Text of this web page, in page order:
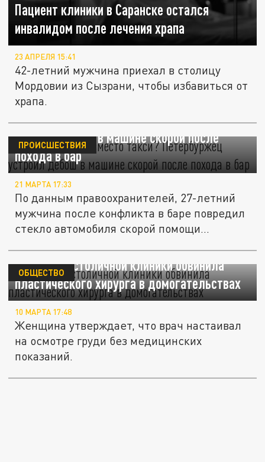
Пациент клиники в Саранске остался
инвалидом после лечения храпа
23 АПРЕЛЯ 15:41
42-летний мужчина приехал в столицу
Мордовии из Сызрани, чтобы избавиться от
храпа.
Скорая помощь вместо такси? Петербуржец
устроил дебош в машине скорой после
похода в бар
ПРОИСШЕСТВИЯ
21 МАРТА 17:33
По данным правоохранителей, 27-летний
мужчина после конфликта в баре повредил
стекло автомобиля скорой помощи...
Пациентка столичной клиники обвинила
пластического хирурга в домогательствах
ОБЩЕСТВО
10 МАРТА 17:48
Женщина утверждает, что врач настаивал
на осмотре груди без медицинских
показаний.